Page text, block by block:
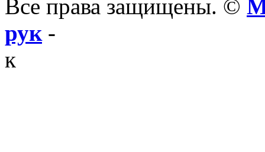
Все права защищены. ©
рук-
к